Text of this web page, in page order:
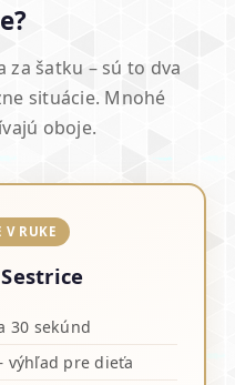
za šatku – sú to dva
situácie. Mnohé
oboje.
V RUKE
30 sekúnd
výhľad pre dieťa